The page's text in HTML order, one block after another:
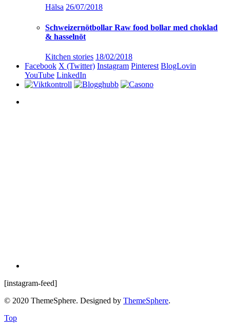
Hälsa 26/07/2018
Schweizernötbollar Raw food bollar med choklad
& hasselnöt
Kitchen stories 18/02/2018
Facebook X (Twitter) Instagram Pinterest BlogLovin
YouTube LinkedIn
[instagram-feed]
© 2020 ThemeSphere. Designed by ThemeSphere.
Top